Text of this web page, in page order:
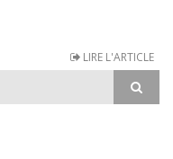
LIRE L'ARTICLE